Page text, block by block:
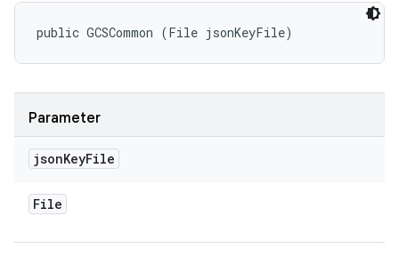
public GCSCommon (File jsonKeyFile)
Parameter
jsonKeyFile
File